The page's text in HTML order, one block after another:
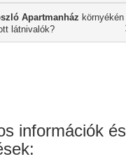
Apartmanház környékén
látnivalók?
információk és